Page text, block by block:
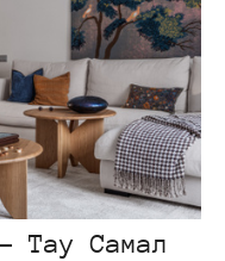
Тау Самал